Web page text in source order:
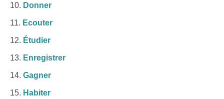
Donner
Ecouter
Étudier
Enregistrer
Gagner
Habiter